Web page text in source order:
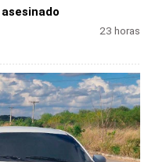
23 horas